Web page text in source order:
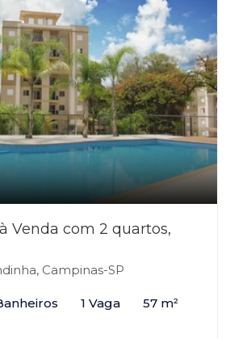
Venda com 2 quartos,
Campinas-SP
1 Vaga 57 m²